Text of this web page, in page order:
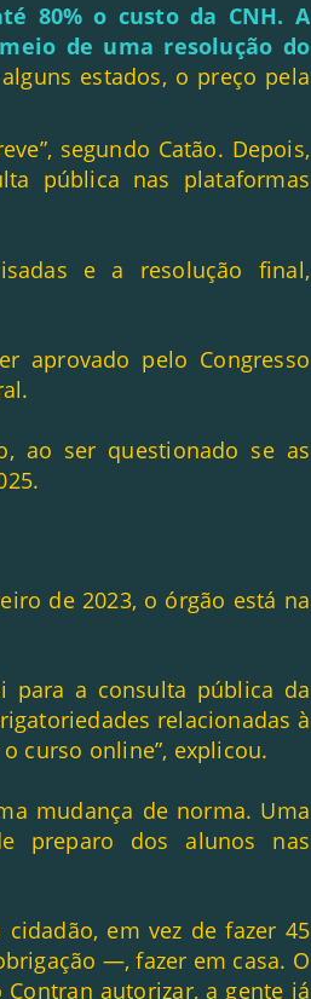
80% o custo da CNH. A
de uma resolução do
estados, o preço pela
segundo Catão. Depois,
pública nas plataformas
e a resolução final,
aprovado pelo Congresso
ao ser questionado se as
de 2023, o órgão está na
para a consulta pública da
relacionadas à
curso online”, explicou.
mudança de norma. Uma
preparo dos alunos nas
em vez de fazer 45
—, fazer em casa. O
autorizar, a gente já